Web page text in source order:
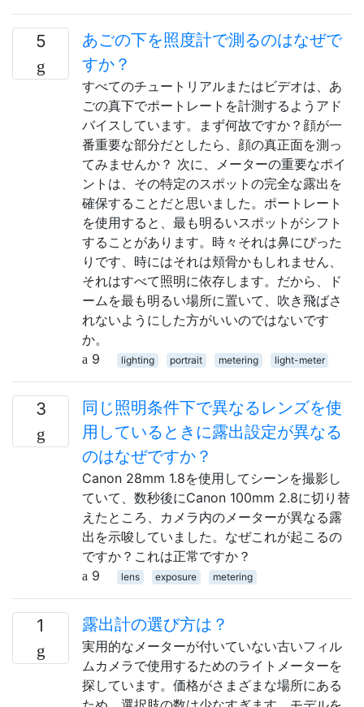
5
あごの下を照度計で測るのはなぜで
すか？
すべてのチュートリアルまたはビデオは、あ
ごの真下でポートレートを計測するようアド
バイスしています。まず何故ですか？顔が一
番重要な部分だとしたら、顔の真正面を測っ
てみませんか？ 次に、メーターの重要なポイ
ントは、その特定のスポットの完全な露出を
確保することだと思いました。ポートレート
を使用すると、最も明るいスポットがシフト
することがあります。時々それは鼻にぴった
りです、時にはそれは頬骨かもしれません、
それはすべて照明に依存します。だから、ド
ームを最も明るい場所に置いて、吹き飛ばさ
れないようにした方がいいのではないです
か。
9
lighting portrait metering light-meter
3
同じ照明条件下で異なるレンズを使
用しているときに露出設定が異なる
のはなぜですか？
Canon 28mm 1.8を使用してシーンを撮影し
ていて、数秒後にCanon 100mm 2.8に切り替
えたところ、カメラ内のメーターが異なる露
出を示唆していました。なぜこれが起こるの
ですか？これは正常ですか？
9
lens exposure metering
1 露出計の選び方は？
実用的なメーターが付いていない古いフィル
ムカメラで使用するためのライトメーターを
探しています。価格がさまざまな場所にある